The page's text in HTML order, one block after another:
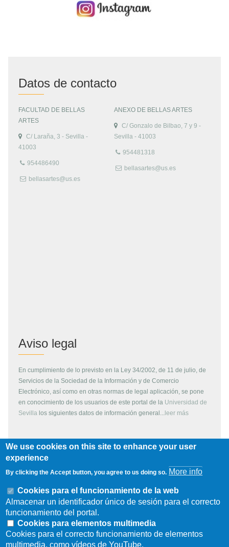
Datos de contacto
FACULTAD DE BELLAS
ARTES
C/ Laraña, 3 - Sevilla -
41003
954486490
bellasartes@us.es
ANEXO DE BELLAS ARTES
C/ Gonzalo de Bilbao, 7 y 9 -
Sevilla - 41003
954481318
bellasartes@us.es
Aviso legal
En cumplimiento de lo previsto en la Ley 34/2002, de 11 de julio, de
Servicios de la Sociedad de la Información y de Comercio
Electrónico, así como en otras normas de legal aplicación, se pone
en conocimiento de los usuarios de este portal de la Universidad de
Sevilla los siguientes datos de información general... leer más
Copyright
Todos los contenidos de este servidor WEB, son propiedad de la
Universidad de Sevilla, si no se indica lo contrario. Pueden ser
reproducidos libremente y para fines no lucrativos por cualquier
persona perteneciente a una institución de carácter educativo o
investigador. Otras instituciones, organismos, empresas, etc. deben
solicitar el permiso escrito de los propietarios del copyright.
We use cookies on this site to enhance your user
experience
By clicking the Accept button, you agree to us doing so. More info
Cookies para el funcionamiento de la web
Almacenar un identificador único de sesión para el correcto
funcionamiento del portal.
Cookies para elementos multimedia
Cookies para el correcto funcionamiento de elementos
multimedia, como vídeos de YouTube.